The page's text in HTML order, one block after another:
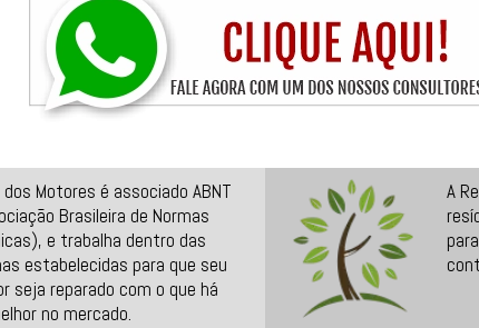
dos Motores é associado ABNT
Brasileira de Normas
e trabalha dentro das
estabelecidas para que seu
seja reparado com o que há
no mercado.
A